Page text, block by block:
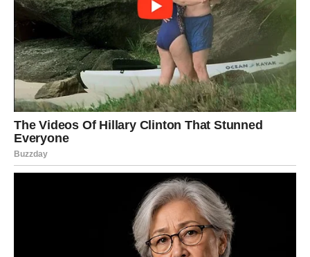
vam život vratiti ono što zaslužujete.
Pred vama su okolnosti koje će vas potpuno iznenaditi.
Jedna vest, jedan susret ili jedan neočekivan događaj
mogao bi promeniti tok vaše svakodnevice. Ono što je
posebno zanimljivo jeste činjenica da će mnogi Bikovi
imati osećaj kao da ih konačno prati srećna zvezda.
Finansijska situacija postaje mnogo bolja
Pored emocija, veliko olakšanje dolazi i kroz finansije.
Period nesigurnosti i stalnog razmišljanja o novcu polako
ostaje iza vas. Stižu mogućnosti koje će vam omogućiti
da se osećate sigurnije i stabilnije.